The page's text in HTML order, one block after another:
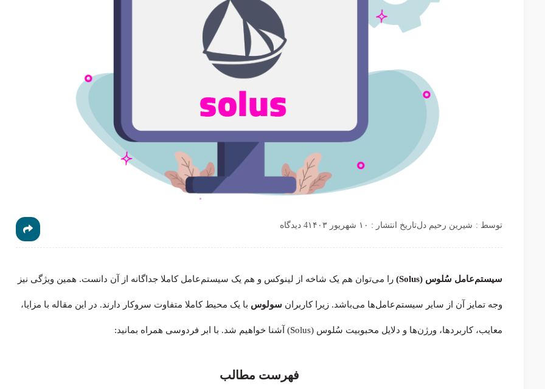
توسط : شیرین رحیم دلتاریخ انتشار : ۱۰ شهریور ۱۴۰۳ 4 دیدگاه
سیستم‌عامل سُلوس (Solus) را می‌توان هم یک شاخه از لینوکس و هم یک سیستم‌عامل کاملا جداگانه از آن دانست. همین ویژگی نیز
وجه تمایز آن از سایر سیستم‌عامل‌ها می‌باشد. زیرا کاربران سولوس با یک محیط کاملا متفاوت سروکار دارند. در این مقاله با مزایا،
معایب، کاربردها، ورژن‌ها و دلایل محبوبیت سُلوس (Solus) آشنا خواهیم شد. با ابر فردوسی همراه بمانید:
فهرست مطالب